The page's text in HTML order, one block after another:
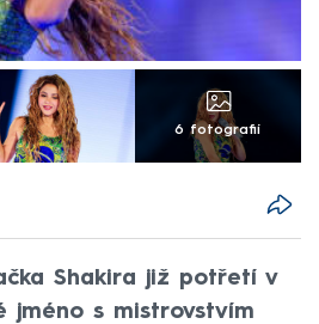
6 fotografií
Shakira již potřetí v
jméno s mistrovstvím